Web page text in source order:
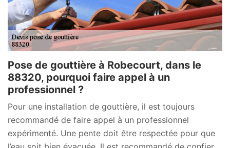
Pose de gouttière à Robecourt, dans le
88320, pourquoi faire appel à un
professionnel ?
Pour une installation de gouttière, il est toujours
recommandé de faire appel à un professionnel
expérimenté. Une pente doit être respectée pour que